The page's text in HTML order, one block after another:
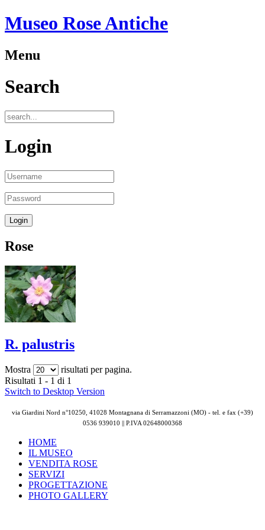
Museo Rose Antiche
Menu
Search
Login
Rose
R. palustris
Mostra
risultati per pagina.
Risultati 1 - 1 di 1
Switch to Desktop Version
via Giardini Nord n°10250, 41028 Montagnana di Serramazzoni (MO) - tel. e fax (+39)
0536 939010 || P.IVA02648000368
HOME
IL MUSEO
VENDITA ROSE
SERVIZI
PROGETTAZIONE
PHOTO GALLERY